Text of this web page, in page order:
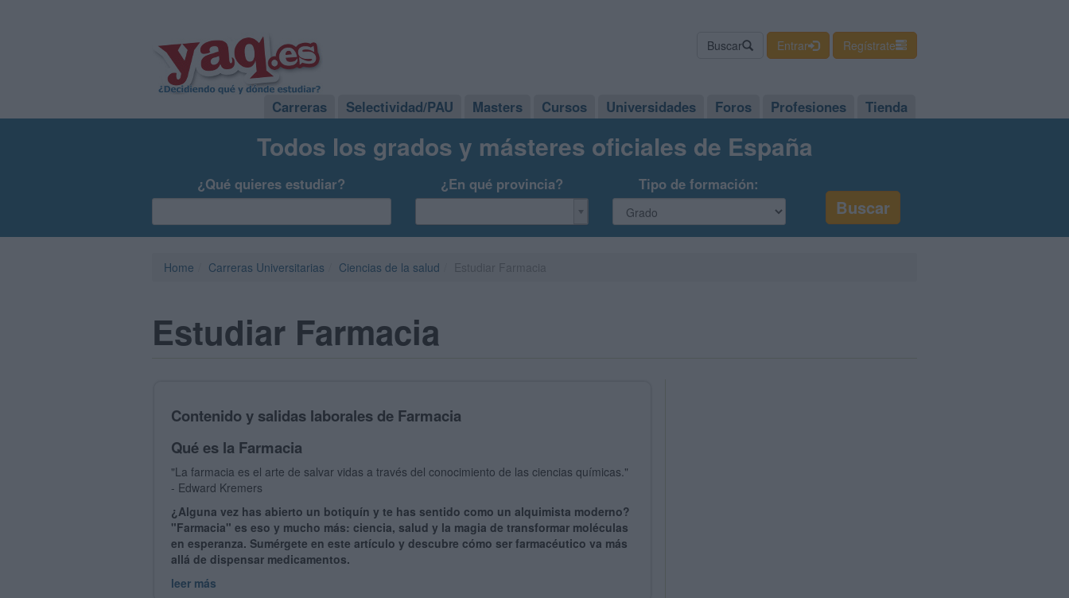
Buscar Entrar Regístrate
Carreras Selectividad/PAU Masters Cursos Universidades Foros Profesiones Tienda
Todos los grados y másteres oficiales de España
¿Qué quieres estudiar? ¿En qué provincia? Tipo de formación:
Home Carreras Universitarias Ciencias de la salud
Estudiar Farmacia
Contenido y salidas laborales de Farmacia
Qué es la Farmacia
"La farmacia es el arte de salvar vidas a través del conocimiento de las ciencias químicas."
- Edward Kremers
¿Alguna vez has abierto un botiquín y te has sentido como un alquimista moderno?
"Farmacia" es eso y mucho más: ciencia, salud y la magia de transformar moléculas
en esperanza. Sumérgete en este artículo y descubre cómo ser farmacéutico va más
allá de dispensar medicamentos.
leer más